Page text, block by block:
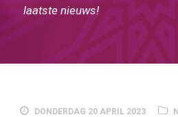
laatste nieuws!
DONDERDAG 20 APRIL 2023